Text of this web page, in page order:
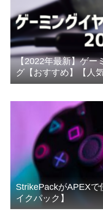
【2022年最新】ゲー
グ【おすすめ】【人気
StrikePackがAPEXで
イクパック】